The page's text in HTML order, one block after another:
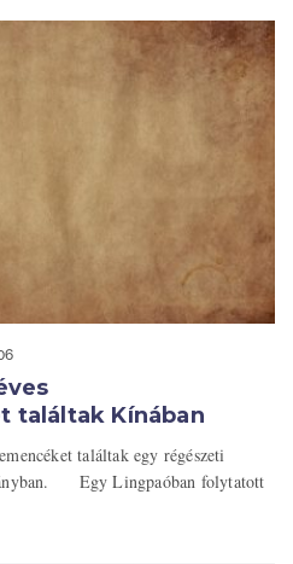
találtak Kínában
találtak egy régészeti
Egy Lingpaóban folytatott